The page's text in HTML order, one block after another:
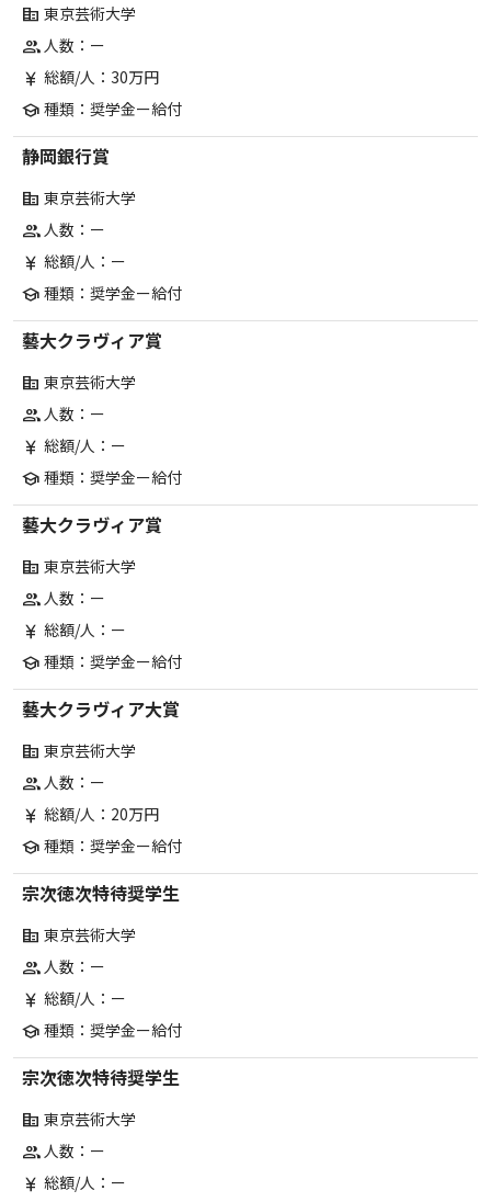
corporate_fare 東京芸術大学
group人数：ー
currency_yen 総額/人：30万円
school 種類：奨学金ー給付
静岡銀行賞
corporate_fare 東京芸術大学
group人数：ー
currency_yen 総額/人：ー
school 種類：奨学金ー給付
藝大クラヴィア賞
corporate_fare 東京芸術大学
group人数：ー
currency_yen 総額/人：ー
school 種類：奨学金ー給付
藝大クラヴィア賞
corporate_fare 東京芸術大学
group人数：ー
currency_yen 総額/人：ー
school 種類：奨学金ー給付
藝大クラヴィア大賞
corporate_fare 東京芸術大学
group人数：ー
currency_yen 総額/人：20万円
school 種類：奨学金ー給付
宗次徳次特待奨学生
corporate_fare 東京芸術大学
group人数：ー
currency_yen 総額/人：ー
school 種類：奨学金ー給付
宗次徳次特待奨学生
corporate_fare 東京芸術大学
group人数：ー
currency_yen 総額/人：ー